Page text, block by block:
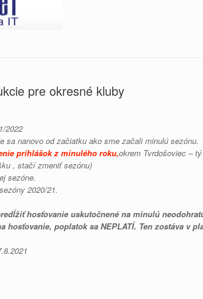
pre okresné kluby
2022
sa nanovo od začiatku ako sme začali minulú sezónu.
prihlášok z minulého roku,okrem Tvrdošoviec –
, stačí zmeniť sezónu)
sezóne.
2020/21.
hosťovanie uskutočnené na minulú
hosťovanie, poplatok sa NEPLATÍ. Ten zostáva v